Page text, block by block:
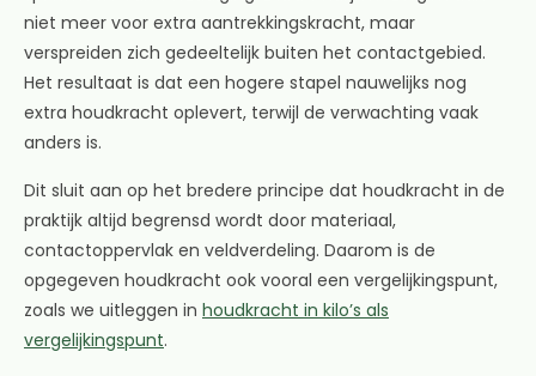
niet meer voor extra aantrekkingskracht, maar
verspreiden zich gedeeltelijk buiten het contactgebied.
Het resultaat is dat een hogere stapel nauwelijks nog
extra houdkracht oplevert, terwijl de verwachting vaak
anders is.
Dit sluit aan op het bredere principe dat houdkracht in de
praktijk altijd begrensd wordt door materiaal,
contactoppervlak en veldverdeling. Daarom is de
opgegeven houdkracht ook vooral een vergelijkingspunt,
zoals we uitleggen in houdkracht in kilo’s als
vergelijkingspunt.